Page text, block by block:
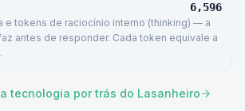
6,596
e tokens de raciocínio interno (thinking) — a
antes de responder. Cada token equivale a
tecnologia por trás do Lasanheiro